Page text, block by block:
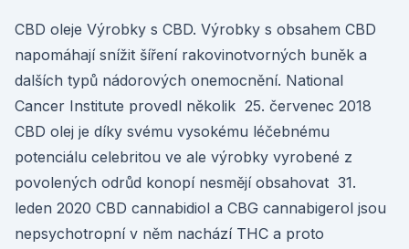
CBD oleje Výrobky s CBD. Výrobky s obsahem CBD
napomáhají snížit šíření rakovinotvorných buněk a
dalších typů nádorových onemocnění. National
Cancer Institute provedl několik 25. červenec 2018
CBD olej je díky svému vysokému léčebnému
potenciálu celebritou ve ale výrobky vyrobené z
povolených odrůd konopí nesmějí obsahovat 31.
leden 2020 CBD cannabidiol a CBG cannabigerol jsou
nepsychotropní v něm nachází THC a proto